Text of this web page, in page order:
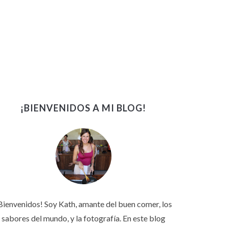
¡BIENVENIDOS A MI BLOG!
Soy Kath, amante del buen comer, los
sabores del mundo, y la fotografía. En este blog